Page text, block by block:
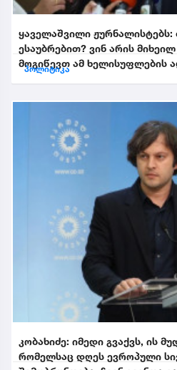
ყაველაშვილი ჟურნალისტებს:
ესაუბრებით? ვინ არის
მოგიწევთ ამ ხელისუფლების
პოლიტიკა
კობახიძე: იმედი გვაქვს, ის
რომელსაც დღეს ევროპული